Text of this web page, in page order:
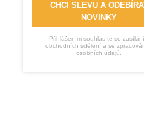
CHCI SLEVU A
NOVINKY
Přihlášením souhlasíte se
obchodních sdělení a se
osobních údajů.